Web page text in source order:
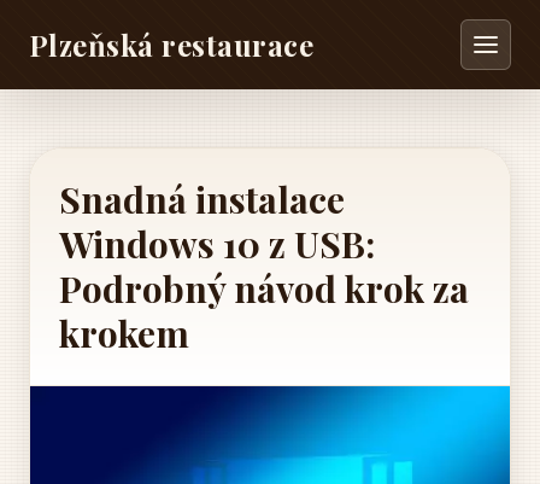
Plzeňská restaurace
Snadná instalace
Windows 10 z USB:
Podrobný návod krok za
krokem